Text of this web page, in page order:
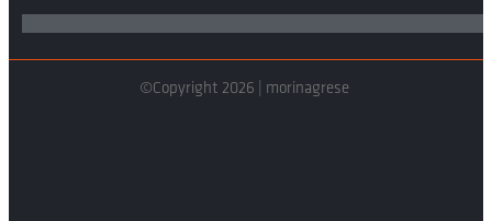
©Copyright 2026 | morinagrese